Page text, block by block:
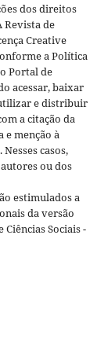
dos direitos
Revista de
Creative
a Política
Portal de
acessar, baixar
e distribuir
a citação da
menção à
casos,
ou dos
estimulados a
da versão
Sociais -